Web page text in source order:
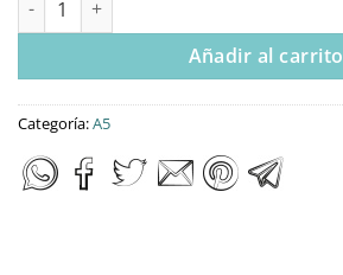
Añadir al carrito
Categoría:A5